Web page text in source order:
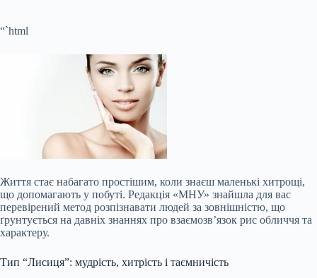
“`html
Життя стає набагато простішим, коли знаєш маленькі хитрощі,
що допомагають у побуті. Редакція «МНУ» знайшла для вас
перевірений метод розпізнавати людей за зовнішністю, що
ґрунтується на давніх знаннях про взаємозв’язок рис обличчя та
характеру.
Тип “Лисиця”: мудрість, хитрість і таємничість